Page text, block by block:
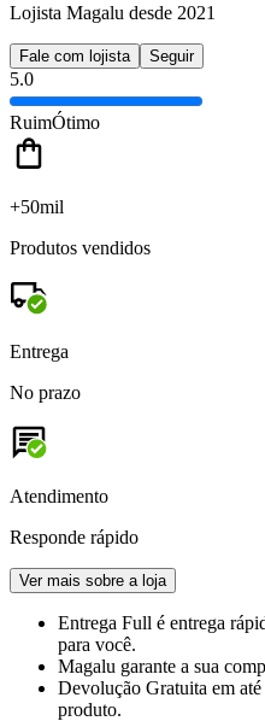
Lojista Magalu desde 2021
Fale com lojista Seguir
5.0
RuimÓtimo
+50mil
Produtos vendidos
Entrega
No prazo
Atendimento
Responde rápido
Ver mais sobre a loja
Entrega Full é entrega
para você.
Magalu garante a sua
Devolução Gratuita em
produto.